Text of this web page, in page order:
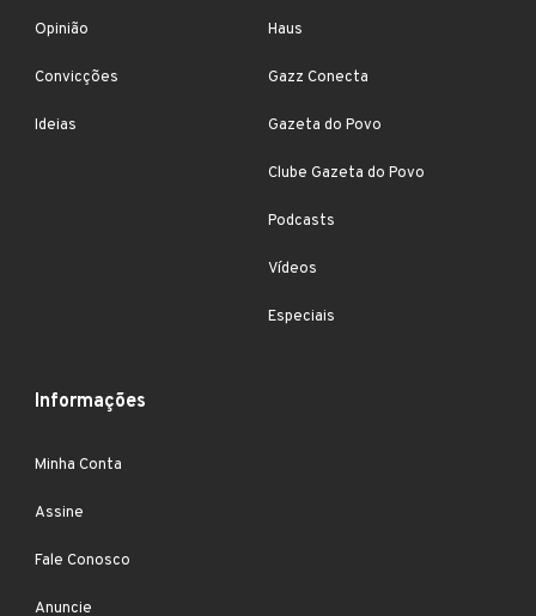
Opinião
Convicções
Ideias
Haus
Gazz Conecta
Gazeta do Povo
Clube Gazeta do Povo
Podcasts
Vídeos
Especiais
Informações
Minha Conta
Assine
Fale Conosco
Anuncie